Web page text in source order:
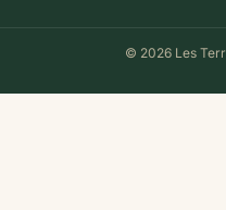
© 2026 Les